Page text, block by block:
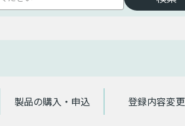
製品の購入・申込 登録内容変更